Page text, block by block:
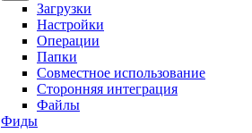
Загрузки
Настройки
Операции
Папки
Совместное использование
Сторонняя интеграция
Файлы
Фиды